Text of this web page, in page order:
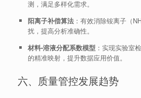
测，满足多样化需求。
阳离子补偿算法：有效消除铵离子（
扰，提高分析准确性。
材料-溶液分配系数模型 ：实现实验室
的精准映射，提升数据应用价值。
六、质量管控发展趋势